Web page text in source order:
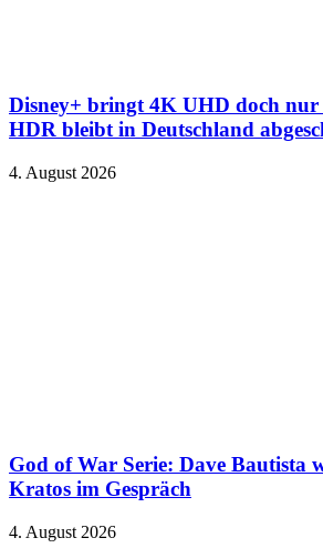
Disney+ bringt 4K UHD doch nur
HDR bleibt in Deutschland
4. August 2026
God of War Serie: Dave Bautista
Kratos im Gespräch
4. August 2026